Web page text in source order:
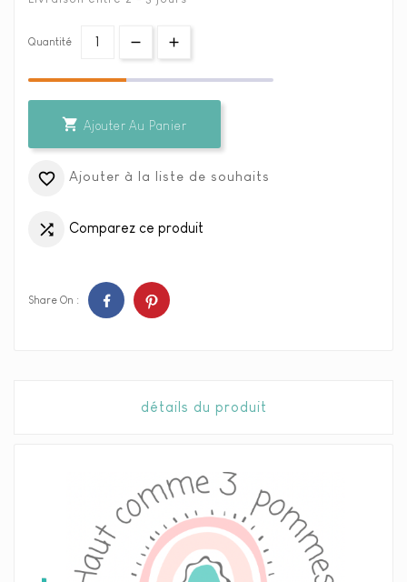
Quantité
 Ajouter Au Panier
 Ajouter à la liste de souhaits
 Comparez ce produit
Share On :
détails du produit